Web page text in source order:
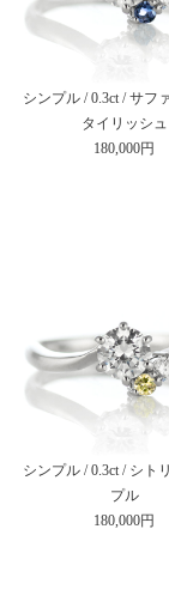
シンプル / 0.3ct / サフ
タイリッシュ
180,000円
シンプル / 0.3ct / シト
プル
180,000円